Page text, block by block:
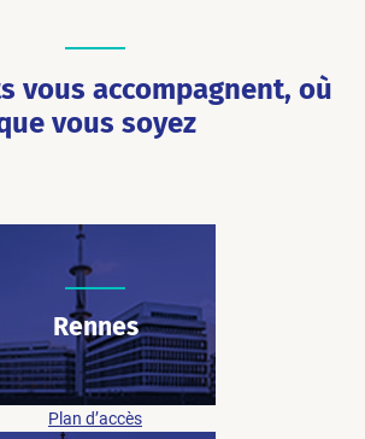
vous accompagnent, où
vous soyez
Rennes
07 48 73 28 31
27 quai Chateaubriand
35000 Rennes
Plan d’accès